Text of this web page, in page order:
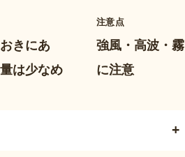
きにあ
は少なめ
注意点
強風・高波・霧
に注意